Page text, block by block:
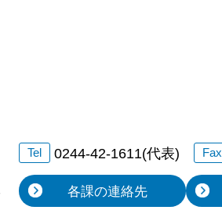
Tel 0244-42-1611(代表) Fax
各課の連絡先